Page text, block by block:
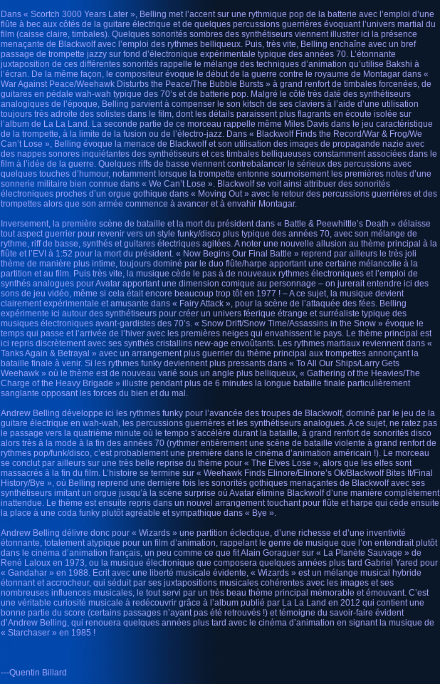
Dans « Scortch 3000 Years Later », Belling met l’accent sur une rythmique pop de la batterie avec l’emploi d’une
flûte à bec aux côtés de la guitare électrique et de quelques percussions guerrières évoquant l’univers martial du
film (caisse claire, timbales). Quelques sonorités sombres des synthétiseurs viennent illustrer ici la présence
menaçante de Blackwolf avec l’emploi des rythmes belliqueux. Puis, très vite, Belling enchaîne avec un bref
passage de trompette jazzy sur fond d’électronique expérimentale typique des années 70. L’étonnante
juxtaposition de ces différentes sonorités rappelle le mélange des techniques d’animation qu’utilise Bakshi à
l’écran. De la même façon, le compositeur évoque le début de la guerre contre le royaume de Montagar dans «
War Against Peace/Weehawk Disturbs the Peace/The Bubble Bursts » à grand renfort de timbales forcenées, de
guitares en pédale wah-wah typique des 70’s et de batterie pop. Malgré le côté très daté des synthétiseurs
analogiques de l’époque, Belling parvient à compenser le son kitsch de ses claviers à l’aide d’une utilisation
toujours très adroite des solistes dans le film, dont les détails paraissent plus flagrants en écoute isolée sur
l’album de La La Land. La seconde partie de ce morceau rappelle même Miles Davis dans le jeu caractéristique
de la trompette, à la limite de la fusion ou de l’électro-jazz. Dans « Blackwolf Finds the Record/War & Frog/We
Can’t Lose », Belling évoque la menace de Blackwolf et son utilisation des images de propagande nazie avec
des nappes sonores inquiétantes des synthétiseurs et ces timbales belliqueuses constamment associées dans le
film à l’idée de la guerre. Quelques riffs de basse viennent contrebalancer le sérieux des percussions avec
quelques touches d’humour, notamment lorsque la trompette entonne sournoisement les premières notes d’une
sonnerie militaire bien connue dans « We Can’t Lose ». Blackwolf se voit ainsi attribuer des sonorités
électroniques proches d’un orgue gothique dans « Moving Out » avec le retour des percussions guerrières et des
trompettes alors que son armée commence à avancer et à envahir Montagar.
Inversement, la première scène de bataille et la mort du président dans « Battle & Peewhittle’s Death » délaisse
tout aspect guerrier pour revenir vers un style funky/disco plus typique des années 70, avec son mélange de
rythme, riff de basse, synthés et guitares électriques agitées. A noter une nouvelle allusion au thème principal à la
flûte et l’EVI à 1:52 pour la mort du président. « Now Begins Our Final Battle » reprend par ailleurs le très joli
thème de manière plus intime, toujours dominé par le duo flûte/harpe apportant une certaine mélancolie à la
partition et au film. Puis très vite, la musique cède le pas à de nouveaux rythmes électroniques et l’emploi de
synthés analogues pour Avatar apportant une dimension comique au personnage – on jurerait entendre ici des
sons de jeu vidéo, même si cela était encore beaucoup trop tôt en 1977 ! – A ce sujet, la musique devient
clairement expérimentale et amusante dans « Fairy Attack », pour la scène de l’attaquée des fées. Belling
expérimente ici autour des synthétiseurs pour créer un univers féerique étrange et surréaliste typique des
musiques électroniques avant-gardistes des 70’s. « Snow Drift/Snow Time/Assassins in the Snow » évoque le
temps qui passe et l’arrivée de l’hiver avec les premières neiges qui envahissent le pays. Le thème principal est
ici repris discrètement avec ses synthés cristallins new-age envoûtants. Les rythmes martiaux reviennent dans «
Tanks Again & Betrayal » avec un arrangement plus guerrier du thème principal aux trompettes annonçant la
bataille finale à venir. Si les rythmes funky deviennent plus pressants dans « To All Our Ships/Larry Gets
Weehawk » où le thème est de nouveau varié sous un angle plus belliqueux, « Gathering of the Heavies/The
Charge of the Heavy Brigade » illustre pendant plus de 6 minutes la longue bataille finale particulièrement
sanglante opposant les forces du bien et du mal.
Andrew Belling développe ici les rythmes funky pour l’avancée des troupes de Blackwolf, dominé par le jeu de la
guitare électrique en wah-wah, les percussions guerrières et les synthétiseurs analogues. A ce sujet, ne ratez pas
le passage vers la quatrième minute où le tempo s’accélère durant la bataille, à grand renfort de sonorités disco
alors très à la mode à la fin des années 70 (rythmer entièrement une scène de bataille violente à grand renfort de
rythmes pop/funk/disco, c’est probablement une première dans le cinéma d’animation américain !). Le morceau
se conclut par ailleurs sur une très belle reprise du thème pour « The Elves Lose », alors que les elfes sont
massacrés à la fin du film. L’histoire se termine sur « Weehawk Finds Elinore/Elinore’s Ok/Blackwolf Bites It/Final
History/Bye », où Belling reprend une dernière fois les sonorités gothiques menaçantes de Blackwolf avec ses
synthétiseurs imitant un orgue jusqu’à la scène surprise où Avatar élimine Blackwolf d’une manière complètement
inattendue. Le thème est ensuite repris dans un nouvel arrangement touchant pour flûte et harpe qui cède ensuite
la place à une coda funky plutôt agréable et sympathique dans « Bye ».
Andrew Belling délivre donc pour « Wizards » une partition éclectique, d’une richesse et d’une inventivité
étonnante, totalement atypique pour un film d’animation, rappelant le genre de musique que l’on entendrait plutôt
dans le cinéma d’animation français, un peu comme ce que fit Alain Goraguer sur « La Planète Sauvage » de
René Laloux en 1973, ou la musique électronique que composera quelques années plus tard Gabriel Yared pour
« Gandahar » en 1988. Ecrit avec une liberté musicale évidente, « Wizards » est un mélange musical hybride
étonnant et accrocheur, qui séduit par ses juxtapositions musicales cohérentes avec les images et ses
nombreuses influences musicales, le tout servi par un très beau thème principal mémorable et émouvant. C’est
une véritable curiosité musicale à redécouvrir grâce à l’album publié par La La Land en 2012 qui contient une
bonne partie du score (certains passages n’ayant pas été retrouvés !) et témoigne du savoir-faire évident
d’Andrew Belling, qui renouera quelques années plus tard avec le cinéma d’animation en signant la musique de
« Starchaser » en 1985 !
---Quentin Billard